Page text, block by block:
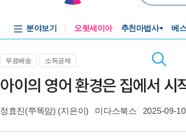
분야보기 오뒷세이아 추천마법사 베
무료배송 소득공제
아이의 영어 환경은 집에서 시
정효진(쭈똑맘) (지은이) 미다스북스 2025-09-10